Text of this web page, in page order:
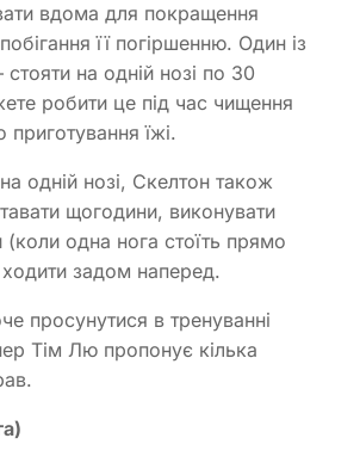
вдома для покращення
її погіршенню. Один із
стояти на одній нозі по 30
робити це під час чищення
їжі.
одній нозі, Скелтон також
щогодини, виконувати
(коли одна нога стоїть прямо
задом наперед.
просунутися в тренуванні
Тім Лю пропонує кілька